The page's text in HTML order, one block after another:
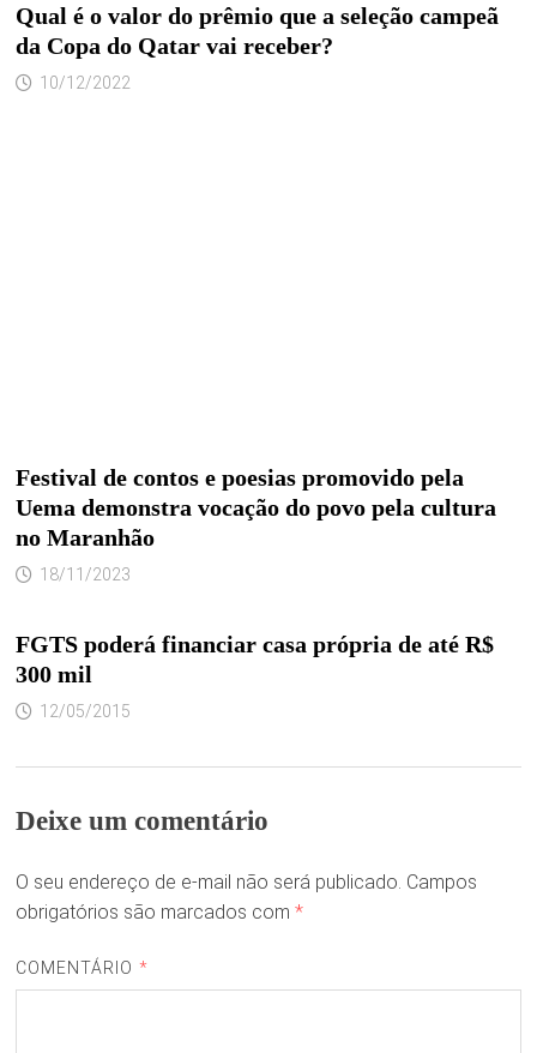
Qual é o valor do prêmio que a seleção campeã
da Copa do Qatar vai receber?
10/12/2022
Festival de contos e poesias promovido pela
Uema demonstra vocação do povo pela cultura
no Maranhão
18/11/2023
FGTS poderá financiar casa própria de até R$
300 mil
12/05/2015
Deixe um comentário
O seu endereço de e-mail não será publicado. Campos
obrigatórios são marcados com *
COMENTÁRIO *